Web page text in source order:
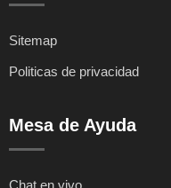
Sitemap
Politicas de privacidad
Mesa de Ayuda